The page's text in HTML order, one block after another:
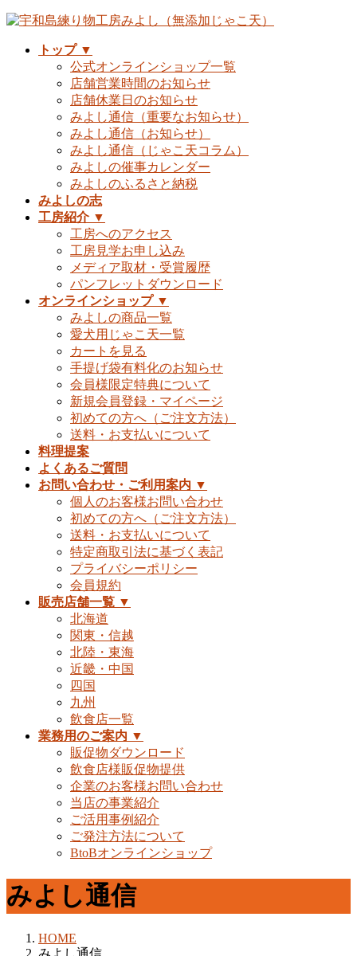
コ
ナ
トップ ▼
公式オンラインショップ一覧
店舗営業時間のお知らせ
店舗休業日のお知らせ
みよし通信（重要なお知らせ）
みよし通信（お知らせ）
みよし通信（じゃこ天コラム）
みよしの催事カレンダー
みよしのふるさと納税
みよしの志
工房紹介 ▼
工房へのアクセス
工房見学お申し込み
メディア取材・受賞履歴
パンフレットダウンロード
オンラインショップ ▼
みよしの商品一覧
愛犬用じゃこ天一覧
カートを見る
手提げ袋有料化のお知らせ
会員様限定特典について
新規会員登録・マイページ
初めての方へ（ご注文方法）
送料・お支払いについて
料理提案
よくあるご質問
お問い合わせ・ご利用案内 ▼
個人のお客様お問い合わせ
初めての方へ（ご注文方法）
送料・お支払いについて
特定商取引法に基づく表記
プライバシーポリシー
会員規約
販売店舗一覧 ▼
北海道
関東・信越
北陸・東海
近畿・中国
四国
九州
飲食店一覧
業務用のご案内 ▼
販促物ダウンロード
飲食店様販促物提供
企業のお客様お問い合わせ
当店の事業紹介
ご活用事例紹介
ご発注方法について
BtoBオンラインショップ
みよし通信
HOME
みよし通信